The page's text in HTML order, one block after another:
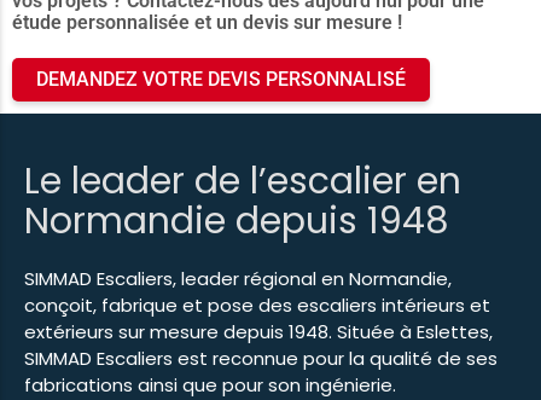
étude personnalisée et un devis sur mesure !
DEMANDEZ VOTRE DEVIS PERSONNALISÉ
Le leader de l’escalier en
Normandie depuis 1948
SIMMAD Escaliers, leader régional en Normandie,
conçoit, fabrique et pose des escaliers intérieurs et
extérieurs sur mesure depuis 1948. Située à Eslettes,
SIMMAD Escaliers est reconnue pour la qualité de ses
fabrications ainsi que pour son ingénierie.